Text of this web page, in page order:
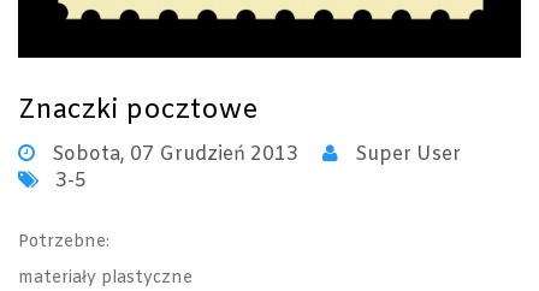
Znaczki pocztowe
Sobota, 07 Grudzień 2013
Super User
3-5
Potrzebne:
materiały plastyczne